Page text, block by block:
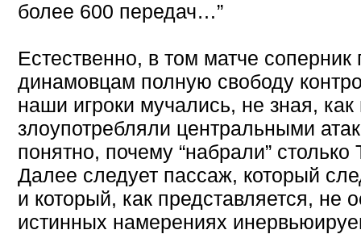
более 600 передач…”
Естественно, в том матче соперник
динамовцам полную свободу
наши игроки мучались, не зная,
злоупотребляли центральными
понятно, почему “набрали” столько
Далее следует пассаж, который
и который, как представляется, не
истинных намерениях